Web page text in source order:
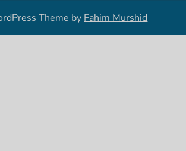
Theme by Fahim Murshid